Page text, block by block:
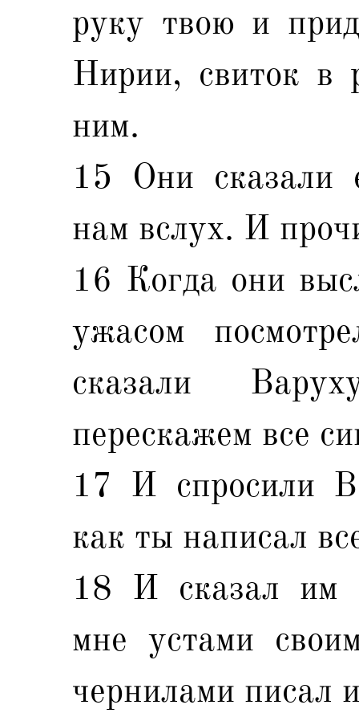
руку твою и
Нирии, свиток в
ним.
15 Они сказали
нам вслух. И
16 Когда они
ужасом
сказали
перескажем все
17 И спросили
как ты написал
18 И сказал им
мне устами
чернилами писал